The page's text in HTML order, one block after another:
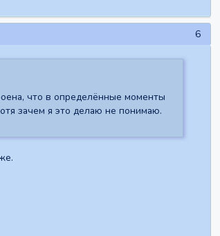
6
что в определённые моменты
зачем я это делаю не понимаю.